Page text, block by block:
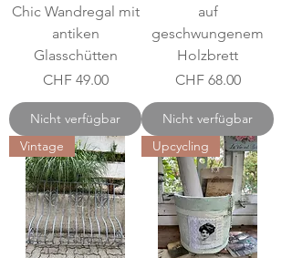
Chic Wandregal mit
antiken
Glasschütten
Preis
CHF 49.00
Nicht verfügbar
auf
geschwungenem
Holzbrett
Preis
CHF 68.00
Nicht verfügbar
Vintage
Upcycling